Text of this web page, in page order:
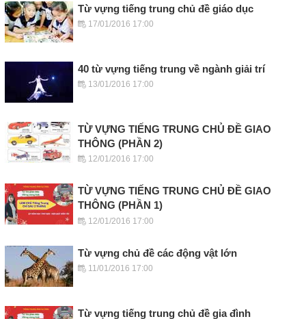
Từ vựng tiếng trung chủ đề giáo dục
17/01/2016 17:00
40 từ vựng tiếng trung về ngành giải trí
13/01/2016 17:00
TỪ VỰNG TIẾNG TRUNG CHỦ ĐỀ GIAO
THÔNG (PHẦN 2)
12/01/2016 17:00
TỪ VỰNG TIẾNG TRUNG CHỦ ĐỀ GIAO
THÔNG (PHẦN 1)
12/01/2016 17:00
Từ vựng chủ đề các động vật lớn
11/01/2016 17:00
Từ vựng tiếng trung chủ đề gia đình